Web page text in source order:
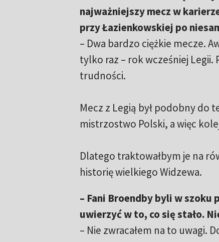
najważniejszy mecz w
przy Łazienkowskiej po
– Dwa bardzo ciężkie mecze.
tylko raz – rok wcześniej Legii.
trudności.
Mecz z Legią był podobny do
mistrzostwo Polski, a więc
Dlatego traktowałbym je na
historię wielkiego Widzewa.
– Fani Broendby byli w szoku
uwierzyć w to, co się stało.
– Nie zwracałem na to uwagi.